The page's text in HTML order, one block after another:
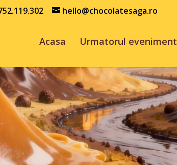
hello@chocolatesaga.ro
Acasa Urmatorul eveniment